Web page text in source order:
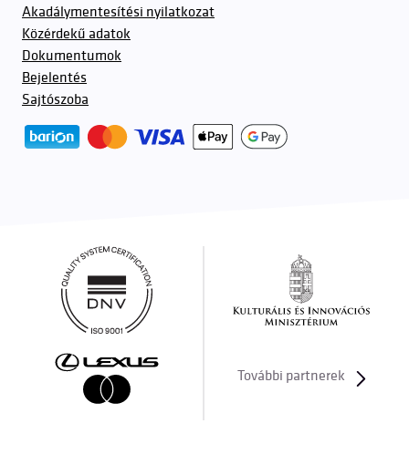
Akadálymentesítési nyilatkozat
Közérdekű adatok
Dokumentumok
Bejelentés
Sajtószoba
További partnerek